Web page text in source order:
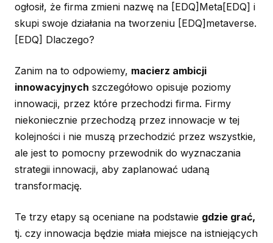
ogłosił, że firma zmieni nazwę na [EDQ]Meta[EDQ] i
skupi swoje działania na tworzeniu [EDQ]metaverse.
[EDQ] Dlaczego?
Zanim na to odpowiemy, macierz ambicji
innowacyjnych szczegółowo opisuje poziomy
innowacji, przez które przechodzi firma. Firmy
niekoniecznie przechodzą przez innowacje w tej
kolejności i nie muszą przechodzić przez wszystkie,
ale jest to pomocny przewodnik do wyznaczania
strategii innowacji, aby zaplanować udaną
transformację.
Te trzy etapy są oceniane na podstawie gdzie grać,
tj. czy innowacja będzie miała miejsce na istniejących